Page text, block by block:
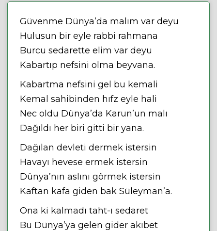
Güvenme Dünya’da malım var deyu
Hulusun bir eyle rabbi rahmana
Burcu sedarette elim var deyu
Kabartıp nefsini olma beyvana.
Kabartma nefsini gel bu kemali
Kemal sahibinden hıfz eyle hali
Nec oldu Dünya’da Karun’un malı
Dağıldı her biri gitti bir yana.
Dağılan devleti dermek istersin
Havayı hevese ermek istersin
Dünya’nın aslını görmek istersin
Kaftan kafa giden bak Süleyman’a.
Ona ki kalmadı taht-ı sedaret
Bu Dünya’ya gelen gider akıbet